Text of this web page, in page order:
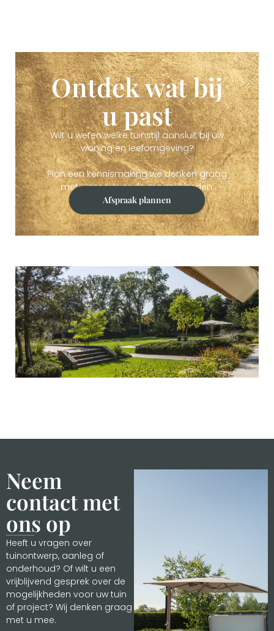
Ontdek wat bij
u past
Wilt u weten welke tuinstijl aansluit bij uw
woning en leefomgeving?
Plan een kennismaking we denken graag
met u mee over de mogelijkheden.
Afspraak plannen
Neem
contact met
ons op
Heeft u vragen over
tuinontwerp, aanleg of
onderhoud? Of wilt u een
vrijblijvend gesprek over de
mogelijkheden voor uw tuin
of project? Wij denken graag
met u mee.